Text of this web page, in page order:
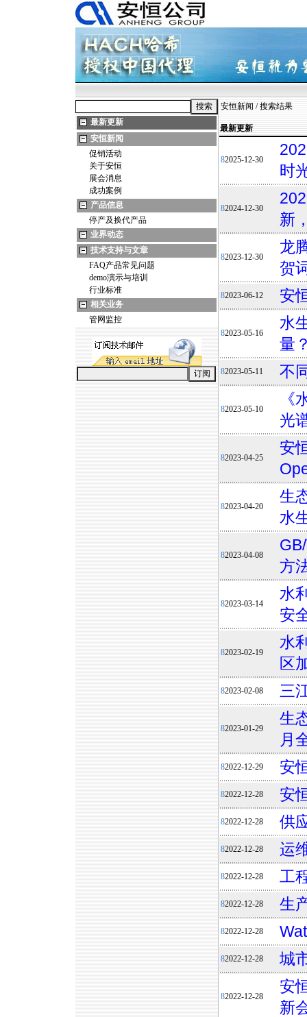
最新更新
安恒新闻
促销活动
关于安恒
展会消息
成功案例
产品信息
停产及换代产品
业界动态
技术支持与文章
FAQ产品常见问题
demo演示与培训
行业标准
相关业务
管网监控
安恒新闻 / 搜索结果
最新更新
82025-12-30
时
82024-12-30
新
82023-12-30
龙
贺
82023-06-12 安
82023-05-16
水
量
82023-05-11 不
82023-05-10
《
光
82023-04-25
安
82023-04-20
生
水
82023-04-08
方
82023-03-14
水
安
82023-02-19
水
区
82023-02-08 三
82023-01-29
生
月
82022-12-29 安
82022-12-28 安
82022-12-28 供
82022-12-28 运
82022-12-28 工
82022-12-28 生
82022-12-28
82022-12-28 城
82022-12-28
安
新